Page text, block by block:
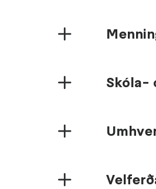
Skóla-